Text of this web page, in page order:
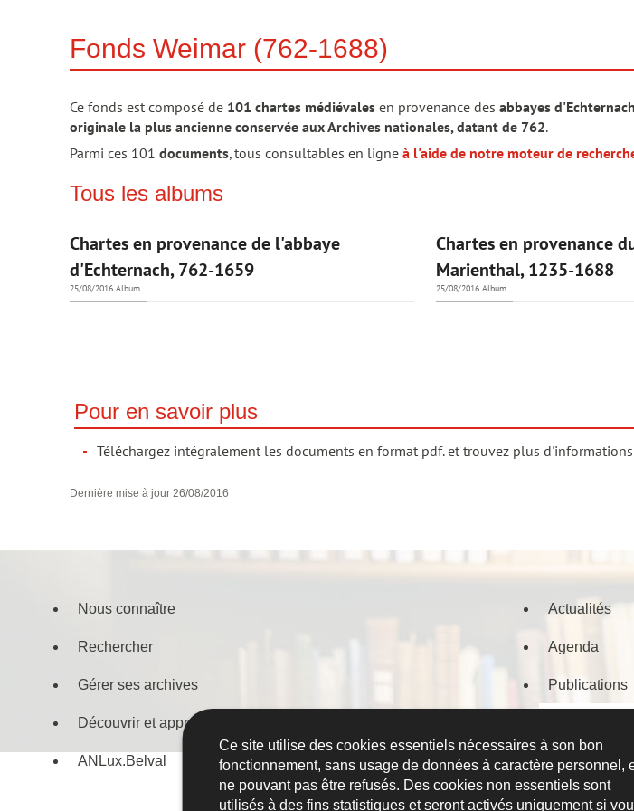
Ce site utilise des cookies essentiels nécessaires à son bon
fonctionnement, sans usage de données à caractère personnel,
ne pouvant pas être refusés. Des cookies non essentiels sont
utilisés à des fins statistiques et seront activés uniquement si
Fonds Weimar (762-1688)
Ce fonds est composé de 101 chartes médiévales en provenance des abbayes
originale la plus ancienne conservée aux Archives nationales, datant de 762.
Parmi ces 101 documents, tous consultables en ligne à l'aide de notre moteur de
Tous les albums
Chartes en provenance de l'abbaye
d'Echternach, 762-1659
25/08/2016 Album
Chartes en provenance
Marienthal, 1235-1688
25/08/2016 Album
Pour en savoir plus
Téléchargez intégralement les documents en format pdf. et trouvez plus
Dernière mise à jour 26/08/2016
de
navigation
Nous connaître
Rechercher
Gérer ses archives
Découvrir et apprendre
ANLux.Belval
Actualités
Agenda
Publications